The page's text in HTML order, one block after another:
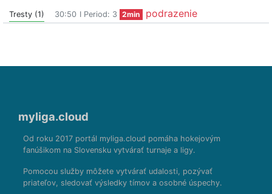
Tresty (1) 30:50 I Period: 3 2min podrazenie
myliga.cloud
Od roku 2017 portál myliga.cloud pomáha hokejovým
fanúšikom na Slovensku vytvárať turnaje a ligy.
Pomocou služby môžete vytvárať udalosti, pozývať
priateľov, sledovať výsledky tímov a osobné úspechy.